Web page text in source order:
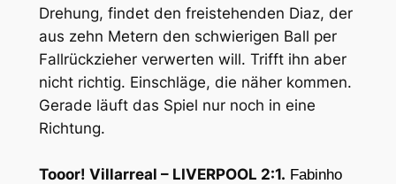
Drehung, findet den freistehenden Diaz, der
aus zehn Metern den schwierigen Ball per
Fallrückzieher verwerten will. Trifft ihn aber
nicht richtig. Einschläge, die näher kommen.
Gerade läuft das Spiel nur noch in eine
Richtung.
Tooor! Villarreal – LIVERPOOL 2:1. Fabinho